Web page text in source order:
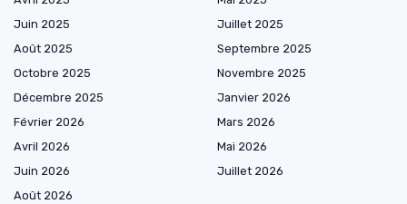
Juin 2025
Juillet 2025
Août 2025
Septembre 2025
Octobre 2025
Novembre 2025
Décembre 2025
Janvier 2026
Février 2026
Mars 2026
Avril 2026
Mai 2026
Juin 2026
Juillet 2026
Août 2026